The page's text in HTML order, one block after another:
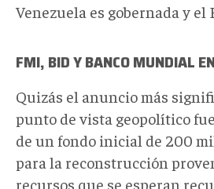
Venezuela es gobernada y el
FMI, BID Y BANCO MUNDIAL
Quizás el anuncio más
punto de vista geopolítico
de un fondo inicial de 200
para la reconstrucción
recursos que se esperan